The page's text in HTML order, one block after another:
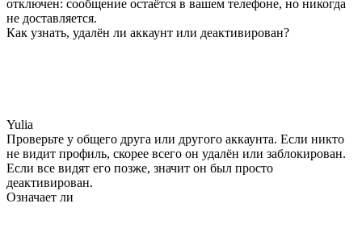
отключен: сообщение остаётся в вашем телефоне, но никогда
не доставляется.
Как узнать, удалён ли аккаунт или деактивирован?
Yulia
Проверьте у общего друга или другого аккаунта. Если никто
не видит профиль, скорее всего он удалён или заблокирован.
Если все видят его позже, значит он был просто
деактивирован.
Означает ли